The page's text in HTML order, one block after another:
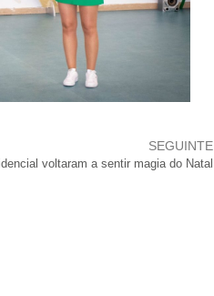
SEGUINTE
voltaram a sentir magia do Natal